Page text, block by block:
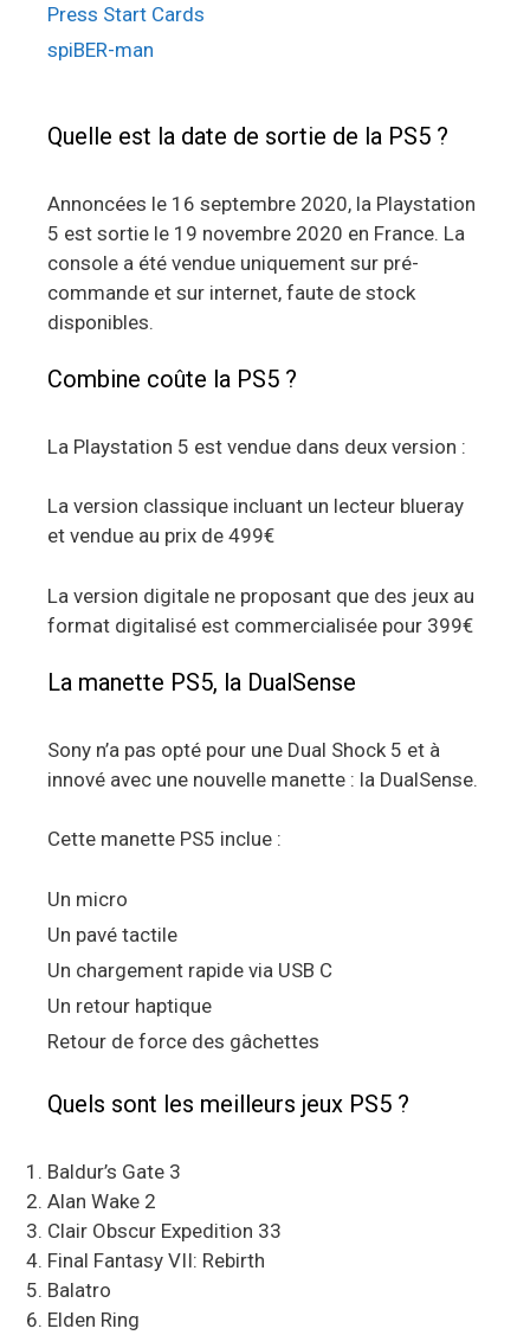
Press Start Cards
spiBER-man
Quelle est la date de sortie de la PS5 ?
Annoncées le 16 septembre 2020, la Playstation
5 est sortie le 19 novembre 2020 en France. La
console a été vendue uniquement sur pré-
commande et sur internet, faute de stock
disponibles.
Combine coûte la PS5 ?
La Playstation 5 est vendue dans deux version :
La version classique incluant un lecteur blueray
et vendue au prix de 499€
La version digitale ne proposant que des jeux au
format digitalisé est commercialisée pour 399€
La manette PS5, la DualSense
Sony n’a pas opté pour une Dual Shock 5 et à
innové avec une nouvelle manette : la DualSense.
Cette manette PS5 inclue :
Un micro
Un pavé tactile
Un chargement rapide via USB C
Un retour haptique
Retour de force des gâchettes
Quels sont les meilleurs jeux PS5 ?
Baldur’s Gate 3
Alan Wake 2
Clair Obscur Expedition 33
Final Fantasy VII: Rebirth
Balatro
Elden Ring